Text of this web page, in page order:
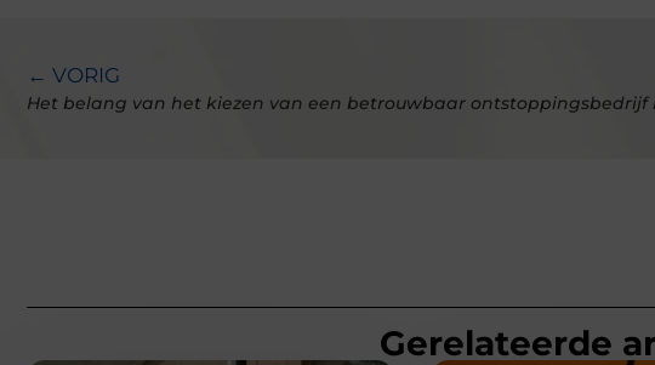
← VORIG
Het belang van het kiezen van een betrouwbaar ontstoppingsbedrijf
Gerelateerde